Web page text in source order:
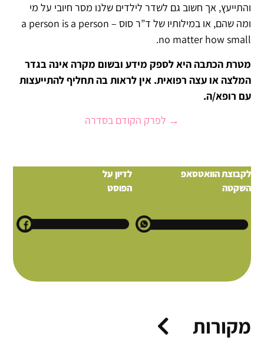
והתייעץ, אך חשוב גם לשדר לילדים שלנו מסר חיובי על מי
ומה שהם, או במילותיו של ד”ר סוס – a person is a person
no matter how small.
מטרת הכתבה היא לספק מידע ובשום מקרה אינה בגדר
המלצה או עצה רפואית. אין לראות בה תחליף להתייעצות
עם רופא/ה.
→ לפרק הקודם בסדרה
לדיון על
הפוסט
לקבוצת הוואטסאפ
השקטה
מקורות